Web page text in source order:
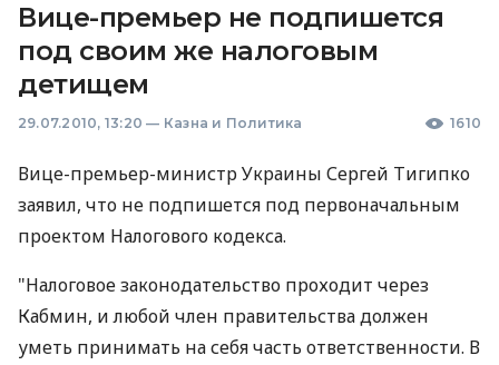
Вице-премьер не подпишется
под своим же налоговым
детищем
29.07.2010, 13:20 — Казна и Политика 1610
Вице-премьер-министр Украины Сергей Тигипко
заявил, что не подпишется под первоначальным
проектом Налогового кодекса.
"Налоговое законодательство проходит через
Кабмин, и любой член правительства должен
уметь принимать на себя часть ответственности. В